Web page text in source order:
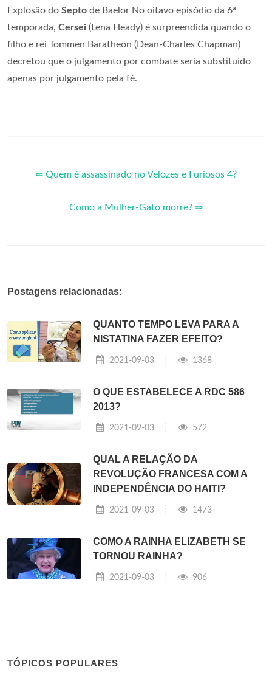
Explosão do Septo de Baelor No oitavo episódio da 6ª
temporada, Cersei (Lena Heady) é surpreendida quando o
filho e rei Tommen Baratheon (Dean-Charles Chapman)
decretou que o julgamento por combate seria substituído
apenas por julgamento pela fé.
⇐ Quem é assassinado no Velozes e Furiosos 4?
Como a Mulher-Gato morre? ⇒
Postagens relacionadas:
QUANTO TEMPO LEVA PARA A
NISTATINA FAZER EFEITO?
2021-09-03 1368
O QUE ESTABELECE A RDC 586
2013?
2021-09-03 572
QUAL A RELAÇÃO DA
REVOLUÇÃO FRANCESA COM A
INDEPENDÊNCIA DO HAITI?
2021-09-03 1473
COMO A RAINHA ELIZABETH SE
TORNOU RAINHA?
2021-09-03 906
TÓPICOS POPULARES